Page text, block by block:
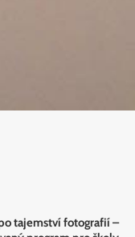
tajemství fotografií –